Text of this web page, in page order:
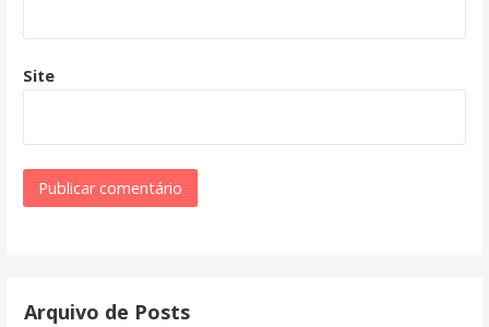
Site
Arquivo de Posts